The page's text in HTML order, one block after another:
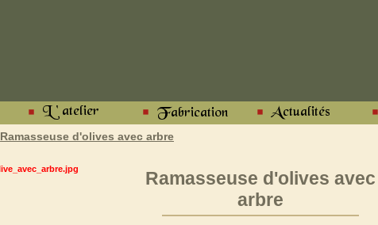
Ramasseuse d'olives avec arbre
Ramasseuse d'olives avec
arbre